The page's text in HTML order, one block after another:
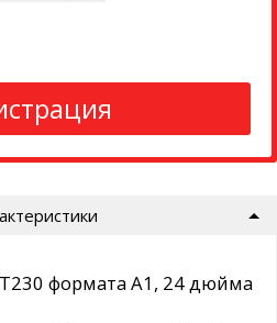
формата A1, 24 дюйма